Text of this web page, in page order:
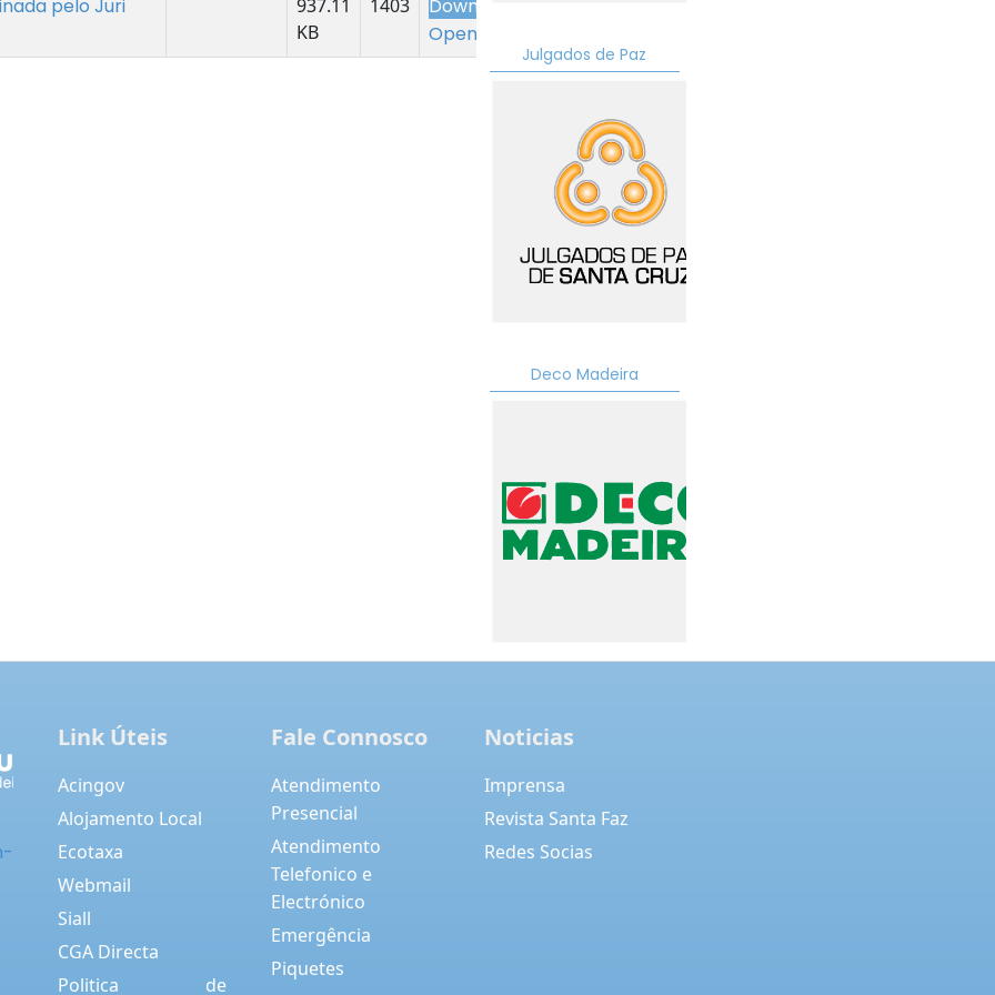
pelo Juri
937.11
KB
1403
Download
Open
Julgados de Paz
Deco Madeira
Link Úteis
Acingov
Alojamento Local
Ecotaxa
Webmail
Siall
CGA Directa
Politica de
Fale Connosco
Atendimento
Presencial
Atendimento
Telefonico e
Electrónico
Emergência
Piquetes
Noticias
Imprensa
Revista Santa Faz
Redes Socias